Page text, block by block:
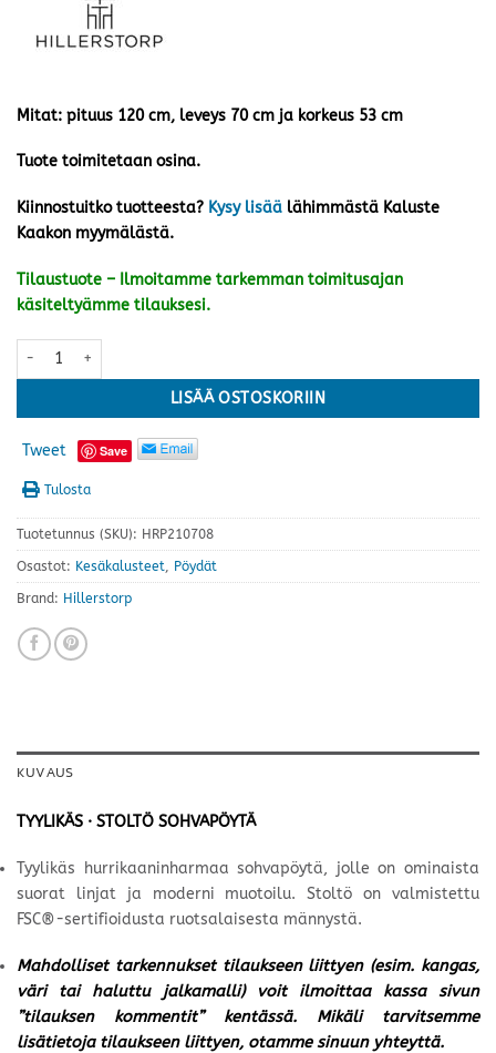
Mitat: pituus 120 cm, leveys 70 cm ja korkeus 53 cm
Tuote toimitetaan osina.
Kiinnostuitko tuotteesta? Kysy lisää lähimmästä Kaluste
Kaakon myymälästä.
Tilaustuote – Ilmoitamme tarkemman toimitusajan
käsiteltyämme tilauksesi.
Stoltö sohvapöytä, hurrikaani harmaa määrä
LISÄÄ OSTOSKORIIN
Tweet Save
Tulosta
Tuotetunnus (SKU): HRP210708
Osastot: Kesäkalusteet, Pöydät
Brand: Hillerstorp
KUVAUS
TYYLIKÄS · STOLTÖ SOHVAPÖYTÄ
Tyylikäs hurrikaaninharmaa sohvapöytä, jolle on ominaista
suorat linjat ja moderni muotoilu. Stoltö on valmistettu
FSC®-sertifioidusta ruotsalaisesta männystä.
Mahdolliset tarkennukset tilaukseen liittyen (esim. kangas,
väri tai haluttu jalkamalli) voit ilmoittaa kassa sivun
”tilauksen kommentit” kentässä. Mikäli tarvitsemme
lisätietoja tilaukseen liittyen, otamme sinuun yhteyttä.